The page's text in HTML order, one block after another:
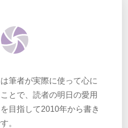
筆者が実際に使って心に
とで、読者の明日の愛用
目指して2010年から書き
。